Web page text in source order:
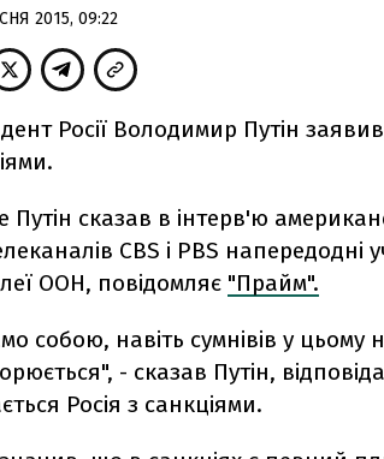
2015, 09:22
Росії Володимир Путін
Путін сказав в інтерв'ю
CBS і PBS напередодні
ООН, повідомляє "Прайм".
собою, навіть сумнівів у цьому
- сказав Путін,
Росія з санкціями.